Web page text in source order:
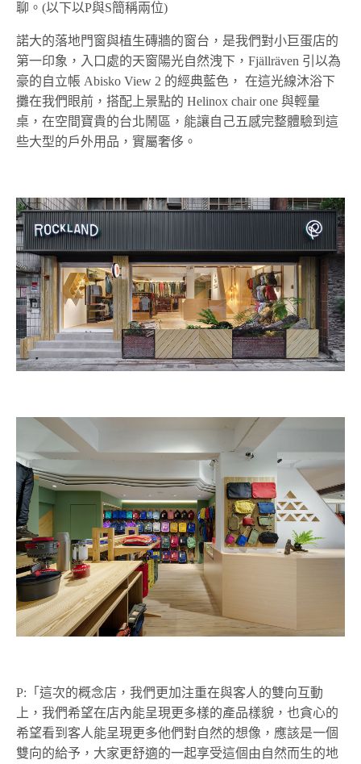
聊。(以下以P與S簡稱兩位)
諾大的落地門窗與植生磚牆的窗台，是我們對小巨蛋店的
第一印象，入口處的天窗陽光自然洩下，Fjällräven 引以為
豪的自立帳 Abisko View 2 的經典藍色， 在這光線沐浴下
攤在我們眼前，搭配上景點的 Helinox chair one 與輕量
桌，在空間寶貴的台北鬧區，能讓自己五感完整體驗到這
些大型的戶外用品，實屬奢侈。
P:「這次的概念店，我們更加注重在與客人的雙向互動
上，我們希望在店內能呈現更多樣的產品樣貌，也貪心的
希望看到客人能呈現更多他們對自然的想像，應該是一個
雙向的給予，大家更舒適的一起享受這個由自然而生的地